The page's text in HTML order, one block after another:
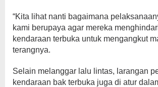
“Kita lihat nanti bagaimana
kami berupaya agar mereka
kendaraan terbuka untuk mengangkut
terangnya.
Selain melanggar lalu lintas, larangan
kendaraan bak terbuka juga di atur